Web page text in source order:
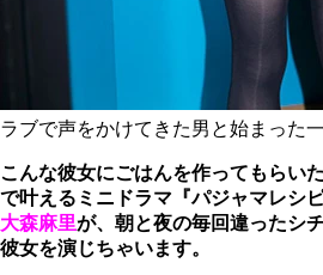
ラブで声をかけてきた男と始まった
こんな彼女にごはんを作ってもら
で叶えるミニドラマ『パジャマレシ
大森麻里が、朝と夜の毎回違ったシ
彼女を演じちゃいます。